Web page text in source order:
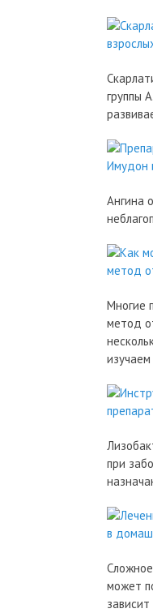
группы
Ангина
Многие
метод
при
может